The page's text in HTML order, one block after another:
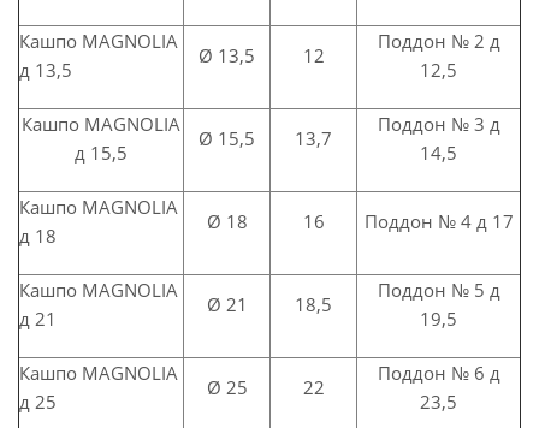
Кашпо MAGNOLIА
д 13,5
Ø 13,5 12
Поддон № 2 д
12,5
Кашпо MAGNOLIА
д 15,5
Ø 15,5 13,7
Поддон № 3 д
14,5
Кашпо MAGNOLIА
д 18
Ø 18 16 Поддон № 4 д 17
Кашпо MAGNOLIА
д 21
Ø 21 18,5
Поддон № 5 д
19,5
Кашпо MAGNOLIА
д 25
Ø 25 22
Поддон № 6 д
23,5